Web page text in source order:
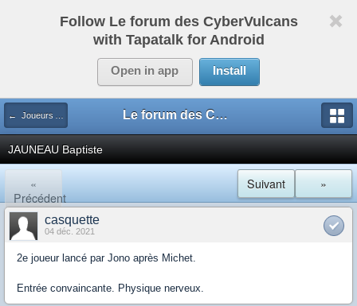
Follow Le forum des CyberVulcans
with Tapatalk for Android
Open in app Install
← Joueurs ASM Le forum des CyberVulcans
JAUNEAU Baptiste
«
Précédent
»
Suivant
casquette
04 déc. 2021
2e joueur lancé par Jono après Michet.
Entrée convaincante. Physique nerveux.